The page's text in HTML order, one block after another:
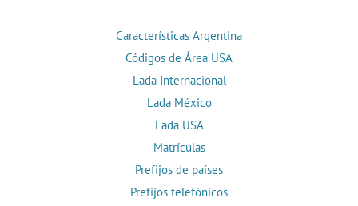
Características Argentina
Códigos de Área USA
Lada Internacional
Lada México
Lada USA
Matrículas
Prefijos de países
Prefijos telefónicos